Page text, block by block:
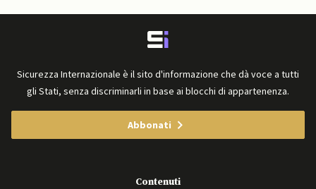
Sicurezza Internazionale è il sito d'informazione che dà voce a tutti
gli Stati, senza discriminarli in base ai blocchi di appartenenza.
Abbonati
Contenuti